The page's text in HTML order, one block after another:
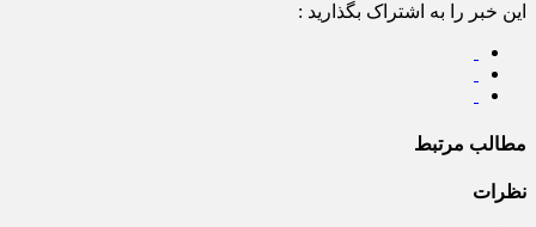
این خبر را به اشتراک بگذارید :
مطالب مرتبط
نظرات